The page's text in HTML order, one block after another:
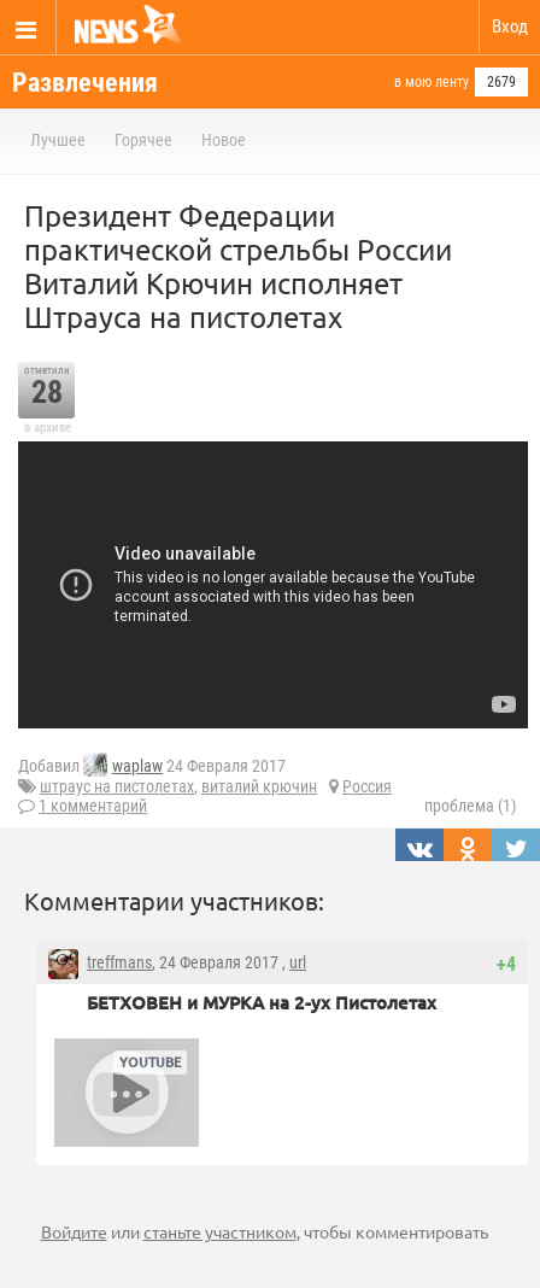
Вход
Развлечения в мою ленту 2679
Лучшее Горячее Новое
Президент Федерации
практической стрельбы России
Виталий Крючин исполняет
Штрауса на пистолетах
отметили
28
в архиве
Добавил waplaw24 Февраля 2017
штраус на пистолетах, виталий крючин
Россия
1 комментарий
проблема (1)
Комментарии участников:
+4
treffmans, 24 Февраля 2017 , url
БЕТХОВЕН и МУРКА на 2-ух Пистолетах
Войдите илистаньте участником, чтобы комментировать